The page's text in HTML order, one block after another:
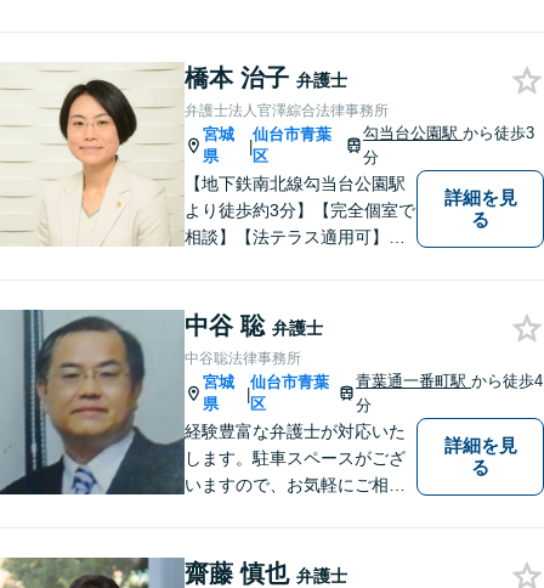
まずはお気軽にご相談くださ
い！
橋本 治子 弁護士
弁護士法人官澤綜合法律事務所
宮城
県
|
仙台市青葉
区
勾当台公園駅から徒歩3
分
【地下鉄南北線勾当台公園駅
より徒歩約3分】【完全個室で
相談】【法テラス適用可】ト
て暮らせるよう少しでも力に
なりたいと思っています。法
律問題でお困りの方はお気軽
にご相談ください。
詳細を見
る
中谷 聡 弁護士
中谷聡法律事務所
宮城
県
|
仙台市青葉
区
青葉通一番町駅から徒歩4
分
経験豊富な弁護士が対応いた
します。駐車スペースがござ
いますので、お気軽にご相談
詳細を見
る
齋藤 慎也 弁護士